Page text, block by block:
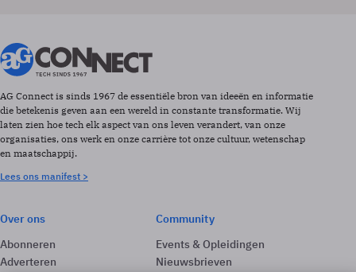
AG Connect is sinds 1967 de essentiële bron van ideeën en informatie
die betekenis geven aan een wereld in constante transformatie. Wij
laten zien hoe tech elk aspect van ons leven verandert, van onze
organisaties, ons werk en onze carrière tot onze cultuur, wetenschap
en maatschappij.
Lees ons manifest >
Over ons
Abonneren
Adverteren
Community
Events & Opleidingen
Nieuwsbrieven